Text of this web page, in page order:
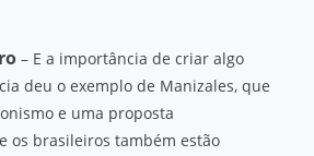
– E a importância de criar algo
deu o exemplo de Manizales, que
e uma proposta
os brasileiros também estão